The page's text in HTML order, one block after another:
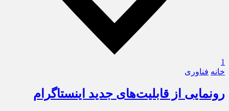
1
خانه فناوری
رونمایی از قابلیت‌های جدید اینستاگرام